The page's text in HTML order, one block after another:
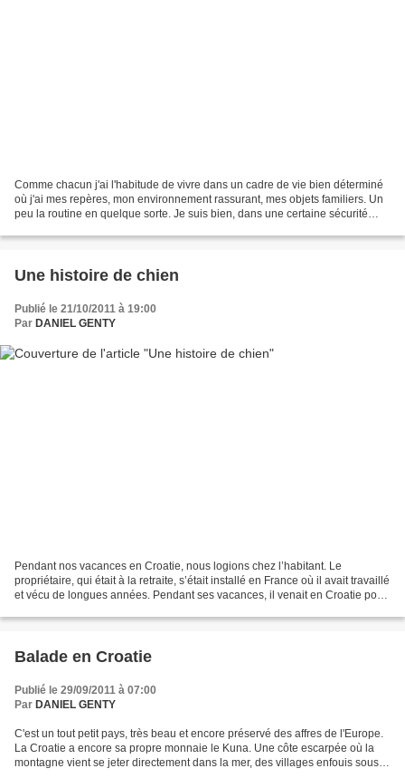
Comme chacun j'ai l'habitude de vivre dans un cadre de vie bien déterminé
où j'ai mes repères, mon environnement rassurant, mes objets familiers. Un
peu la routine en quelque sorte. Je suis bien, dans une certaine sécurité
Une histoire de chien
Publié le 21/10/2011 à 19:00
Par DANIEL GENTY
Pendant nos vacances en Croatie, nous logions chez l’habitant. Le
propriétaire, qui était à la retraite, s’était installé en France où il avait travaillé
et vécu de longues années. Pendant ses vacances, il venait en Croatie pour
Balade en Croatie
Publié le 29/09/2011 à 07:00
Par DANIEL GENTY
C'est un tout petit pays, très beau et encore préservé des affres de l'Europe.
La Croatie a encore sa propre monnaie le Kuna. Une côte escarpée où la
montagne vient se jeter directement dans la mer, des villages enfouis sous